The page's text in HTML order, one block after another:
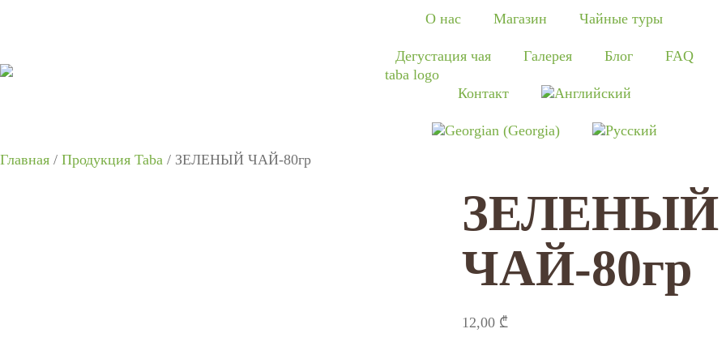
О нас Магазин Чайные туры
Дегустация чая Галерея Блог FAQ
Контакт
Главная / Продукция Taba / ЗЕЛЕНЫЙ ЧАЙ-80гр
ЗЕЛЕНЫЙ
ЧАЙ-80гр
12,00 ₾